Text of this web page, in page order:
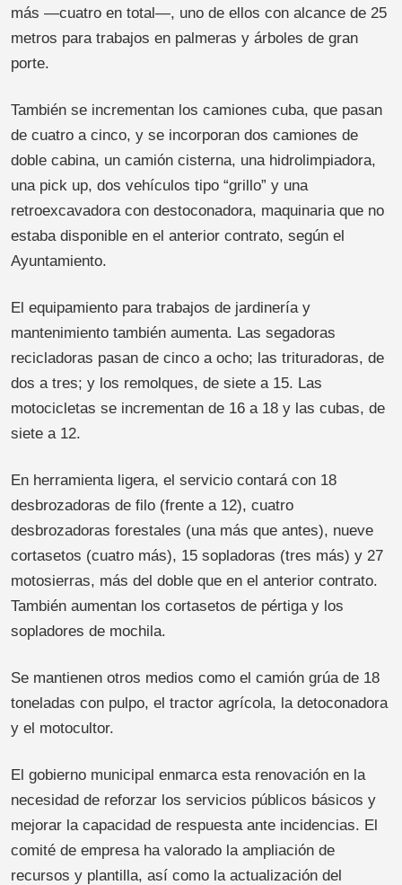
más —cuatro en total—, uno de ellos con alcance de 25
metros para trabajos en palmeras y árboles de gran
porte.
También se incrementan los camiones cuba, que pasan
de cuatro a cinco, y se incorporan dos camiones de
doble cabina, un camión cisterna, una hidrolimpiadora,
una pick up, dos vehículos tipo “grillo” y una
retroexcavadora con destoconadora, maquinaria que no
estaba disponible en el anterior contrato, según el
Ayuntamiento.
El equipamiento para trabajos de jardinería y
mantenimiento también aumenta. Las segadoras
recicladoras pasan de cinco a ocho; las trituradoras, de
dos a tres; y los remolques, de siete a 15. Las
motocicletas se incrementan de 16 a 18 y las cubas, de
siete a 12.
En herramienta ligera, el servicio contará con 18
desbrozadoras de filo (frente a 12), cuatro
desbrozadoras forestales (una más que antes), nueve
cortasetos (cuatro más), 15 sopladoras (tres más) y 27
motosierras, más del doble que en el anterior contrato.
También aumentan los cortasetos de pértiga y los
sopladores de mochila.
Se mantienen otros medios como el camión grúa de 18
toneladas con pulpo, el tractor agrícola, la detoconadora
y el motocultor.
El gobierno municipal enmarca esta renovación en la
necesidad de reforzar los servicios públicos básicos y
mejorar la capacidad de respuesta ante incidencias. El
comité de empresa ha valorado la ampliación de
recursos y plantilla, así como la actualización del